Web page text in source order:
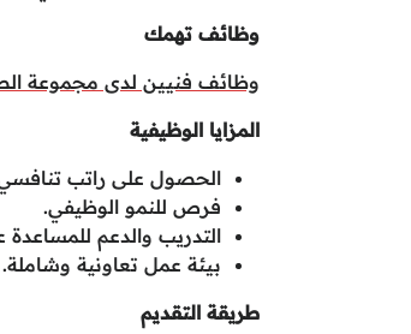
وظائف تهمك
وظائف فنيين لدى مجموعة
المزايا الوظيفية
الحصول على راتب
فرص للنمو الوظيفي.
التدريب والدعم
بيئة عمل تعاونية وشاملة.
طريقة التقديم